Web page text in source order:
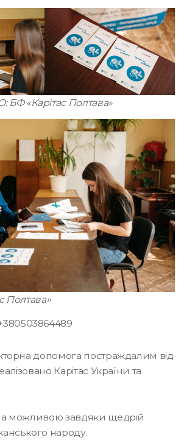
БФ «Карітас Полтава»
Полтава»
допомога постраждалим від
Карітас України та
можливою завдяки щедрій
народу.